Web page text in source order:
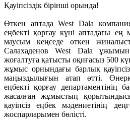
Қауіпсіздік бірінші орында!
Өткен аптада West Dala
еңбекті қорғау күні аптадағы
маусым кеңседе өткен
Салахаденов West Dala
жоғалтуға қатысты оқиғасыз 500
жұмыс орнындағы барлық
маңыздылығын атап өтті.
еңбекті қорғау департаментінің
жасалған жұмыстың
қауіпсіз еңбек мәдениетінің
жоспарларымен бөлісті.